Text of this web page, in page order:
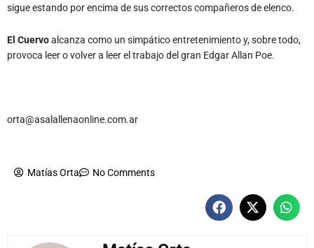
sigue estando por encima de sus correctos compañeros de elenco.
El Cuervoalcanza como un simpático entretenimiento y, sobre todo,
provoca leer o volver a leer el trabajo del gran Edgar Allan Poe.
orta@asalallenaonline.com.ar
Matías Orta No Comments